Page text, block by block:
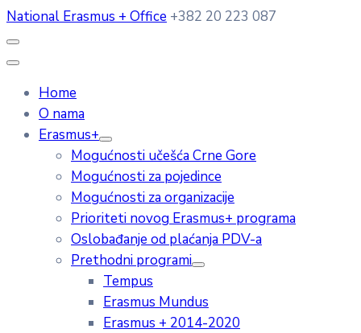
National Erasmus + Office +382 20 223 087
Home
O nama
Erasmus+
Mogućnosti učešća Crne Gore
Mogućnosti za pojedince
Mogućnosti za organizacije
Prioriteti novog Erasmus+ programa
Oslobađanje od plaćanja PDV-a
Prethodni programi
Tempus
Erasmus Mundus
Erasmus + 2014-2020